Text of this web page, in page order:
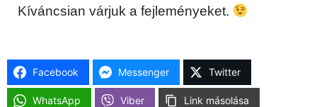
Kíváncsian várjuk a fejleményeket.
Facebook Messenger Twitter
WhatsApp Viber Link másolása